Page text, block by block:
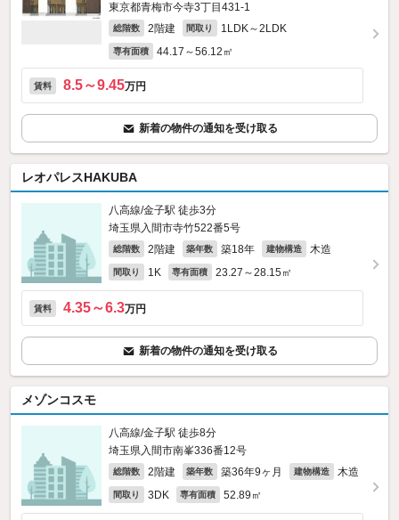
東京都青梅市今寺3丁目431‐1
総階数 2階建 間取り 1LDK～2LDK
専有面積 44.17～56.12㎡
賃料 8.5～9.45万円
新着の物件の通知を受け取る
レオパレスHAKUBA
八高線/金子駅 徒歩3分
埼玉県入間市寺竹522番5号
総階数 2階建 築年数 築18年 建物構造 木造
間取り 1K 専有面積 23.27～28.15㎡
賃料 4.35～6.3万円
新着の物件の通知を受け取る
メゾンコスモ
八高線/金子駅 徒歩8分
埼玉県入間市南峯336番12号
総階数 2階建 築年数 築36年9ヶ月 建物構造 木造
間取り 3DK 専有面積 52.89㎡